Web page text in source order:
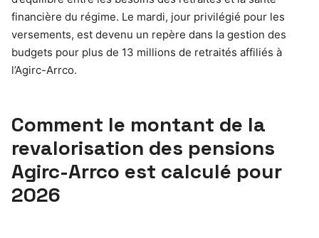
financière du régime. Le mardi, jour privilégié pour les
versements, est devenu un repère dans la gestion des
budgets pour plus de 13 millions de retraités affiliés à
l’Agirc-Arrco.
Comment le montant de la
revalorisation des pensions
Agirc-Arrco est calculé pour
2026